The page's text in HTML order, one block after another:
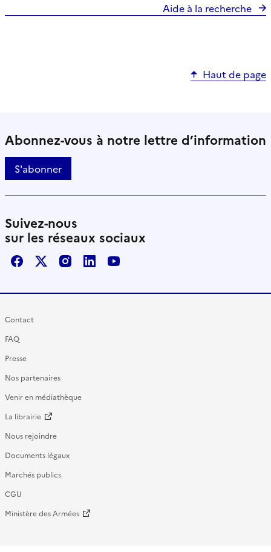
Aide à la recherche
Haut de page
Abonnez-vous à notre lettre d’information
S'abonner
Suivez-nous
sur les réseaux sociaux
FacebookX / TwitterInstagram
LinkedInYoutube
Contact
FAQ
Presse
Nos partenaires
Venir en médiathèque
La librairie
Nous rejoindre
Documents légaux
Marchés publics
CGU
Ministère des Armées